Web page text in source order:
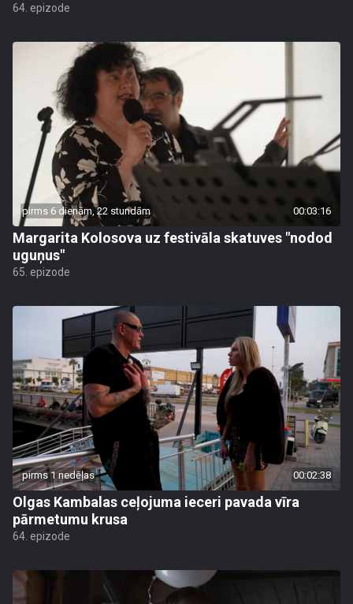
64. epizode
pirms 6 dienām, 22 stundām 00:03:16
Margarita Kolosova uz festivāla skatuves "nodod
uguņus"
65. epizode
pirms 1 nedēļas 00:02:38
Olgas Kambalas ceļojuma ieceri pavada vīra
pārmetumu krusa
64. epizode